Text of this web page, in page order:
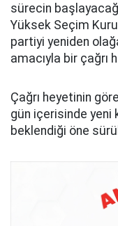
sürecin
Yüksek Seçim
partiyi yeniden
amacıyla bir çağrı
Çağrı heyetinin
gün içerisinde yeni
beklendiği öne